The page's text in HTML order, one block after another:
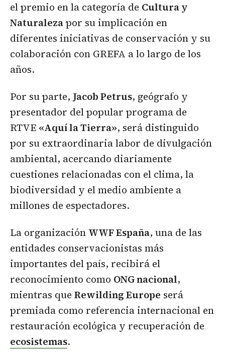
el premio en la categoría de Cultura y
Naturalezapor su implicación en
diferentes iniciativas de conservación y su
colaboración con GREFA a lo largo de los
años.
Por su parte, Jacob Petrus, geógrafo y
presentador del popular programa de
RTVE «Aquí la Tierra», será distinguido
por su extraordinaria labor de divulgación
ambiental, acercando diariamente
cuestiones relacionadas con el clima, la
biodiversidad y el medio ambiente a
millones de espectadores.
La organización WWF España, una de las
entidades conservacionistas más
importantes del país, recibirá el
reconocimiento como ONG nacional,
mientras que Rewilding Europe será
premiada como referencia internacional en
restauración ecológica y recuperación de
ecosistemas.